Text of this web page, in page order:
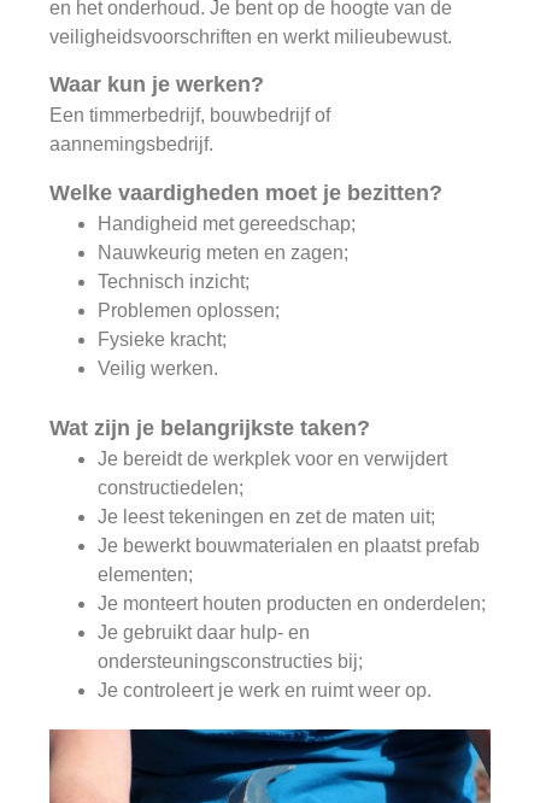
en het onderhoud. Je bent op de hoogte van de
veiligheidsvoorschriften en werkt milieubewust.
Waar kun je werken?
Een timmerbedrijf, bouwbedrijf of
aannemingsbedrijf.
Welke vaardigheden moet je bezitten?
Handigheid met gereedschap;
Nauwkeurig meten en zagen;
Technisch inzicht;
Problemen oplossen;
Fysieke kracht;
Veilig werken.
Wat zijn je belangrijkste taken?
Je bereidt de werkplek voor en verwijdert
constructiedelen;
Je leest tekeningen en zet de maten uit;
Je bewerkt bouwmaterialen en plaatst prefab
elementen;
Je monteert houten producten en onderdelen;
Je gebruikt daar hulp- en
ondersteuningsconstructies bij;
Je controleert je werk en ruimt weer op.